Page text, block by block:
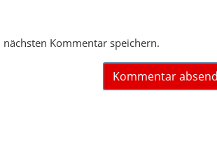
Kommentar speichern.